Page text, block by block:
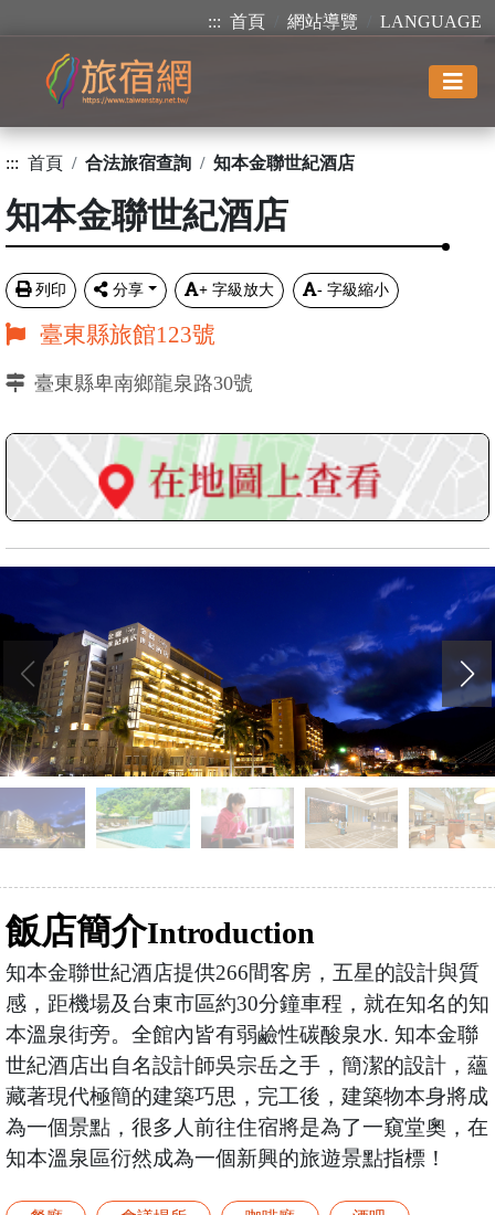
::: 首頁 網站導覽 LANGUAGE
::: 首頁 合法旅宿查詢 知本金聯世紀酒店
知本金聯世紀酒店
列印 分享 + 字級放大 - 字級縮小
臺東縣旅館123號
臺東縣卑南鄉龍泉路30號
飯店簡介Introduction
知本金聯世紀酒店提供266間客房，五星的設計與質
感，距機場及台東市區約30分鐘車程，就在知名的知
本溫泉街旁。全館內皆有弱鹼性碳酸泉水. 知本金聯
世紀酒店出自名設計師吳宗岳之手，簡潔的設計，蘊
藏著現代極簡的建築巧思，完工後，建築物本身將成
為一個景點，很多人前往住宿將是為了一窺堂奧，在
知本溫泉區衍然成為一個新興的旅遊景點指標！